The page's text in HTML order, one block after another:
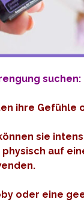
suchen:
ihre Gefühle
sie
physisch auf
oder eine